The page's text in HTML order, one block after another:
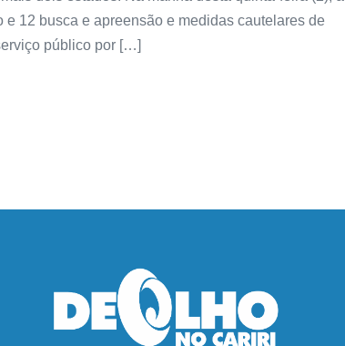
12 busca e apreensão e medidas cautelares de
público por […]